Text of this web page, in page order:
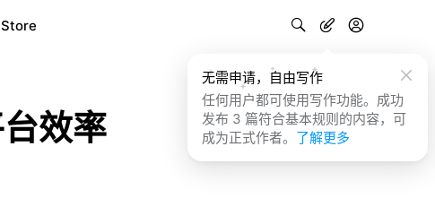
无需申请，自由写作
任何用户都可使用写作功能。成功
发布 3 篇符合基本规则的内容，可
成为正式作者。 了解更多
效率